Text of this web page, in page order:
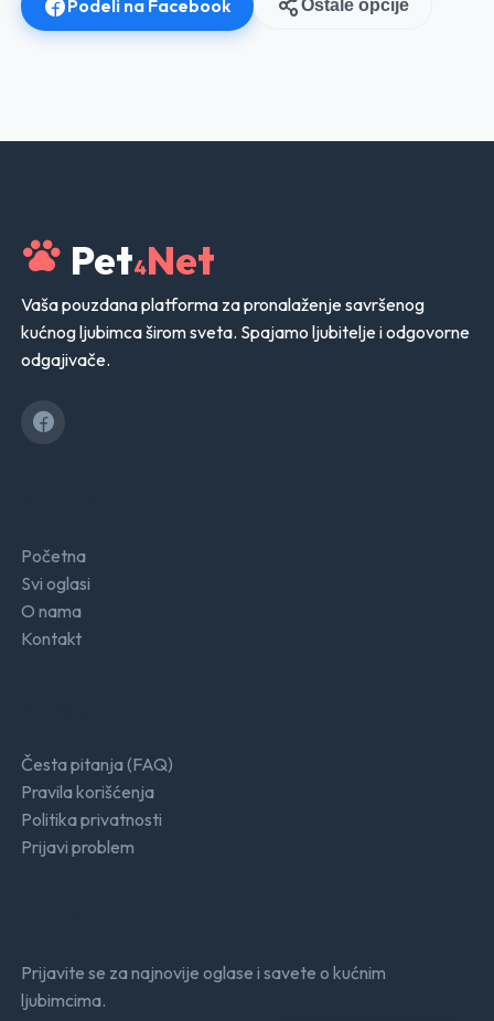
Podeli na Facebook Ostale opcije
Pet4Net
Vaša pouzdana platforma za pronalaženje savršenog
kućnog ljubimca širom sveta. Spajamo ljubitelje i odgovorne
odgajivače.
Početna
Svi oglasi
O nama
Kontakt
Česta pitanja (FAQ)
Pravila korišćenja
Politika privatnosti
Prijavi problem
Prijavite se za najnovije oglase i savete o kućnim
ljubimcima.